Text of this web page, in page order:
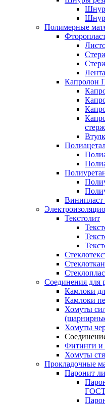
Полимерные
Капролон
Винипласт
Текстолит
Соединения для
Камлоки
Камлоки
Хомуты
Хомуты
Фитинги и
Хомуты
Прокладочные
Паронит
ГОСТ